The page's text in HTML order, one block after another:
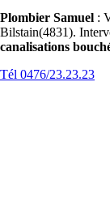
Plombier Samuel :
Bilstain(4831).
canalisations
Tél 0476/23.23.23